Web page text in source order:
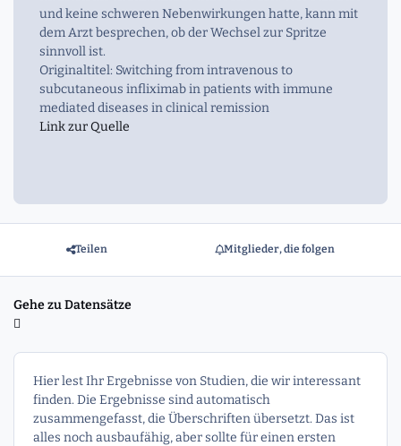
und keine schweren Nebenwirkungen hatte, kann mit
dem Arzt besprechen, ob der Wechsel zur Spritze
sinnvoll ist.
Originaltitel: Switching from intravenous to
subcutaneous infliximab in patients with immune
mediated diseases in clinical remission
Link zur Quelle
Teilen Mitglieder, die folgen
Gehe zu Datensätze
Hier lest Ihr Ergebnisse von Studien, die wir interessant
finden. Die Ergebnisse sind automatisch
zusammengefasst, die Überschriften übersetzt. Das ist
alles noch ausbaufähig, aber sollte für einen ersten